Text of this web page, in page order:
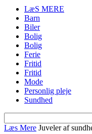
LæS MERE
Barn
Biler
Bolig
Bolig
Ferie
Fritid
Fritid
Mode
Personlig pleje
Sundhed
Læs Mere Juveler af